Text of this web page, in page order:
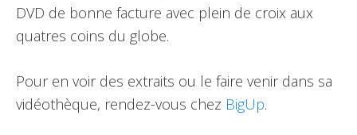
DVD de bonne facture avec plein de croix aux
quatres coins du globe.
Pour en voir des extraits ou le faire venir dans sa
vidéothèque, rendez-vous chez BigUp.